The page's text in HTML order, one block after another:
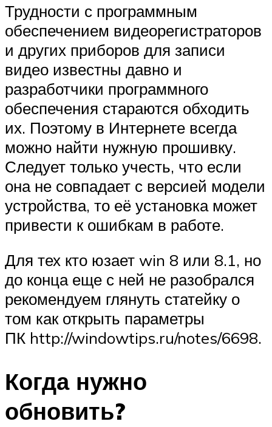
Трудности с программным
обеспечением видеорегистраторов
и других приборов для записи
видео известны давно и
разработчики программного
обеспечения стараются обходить
их. Поэтому в Интернете всегда
можно найти нужную прошивку.
Следует только учесть, что если
она не совпадает с версией модели
устройства, то её установка может
привести к ошибкам в работе.
Для тех кто юзает win 8 или 8.1, но
до конца еще с ней не разобрался
рекомендуем глянуть статейку о
том как открыть параметры
ПК http://windowtips.ru/notes/6698.
Когда нужно
обновить?